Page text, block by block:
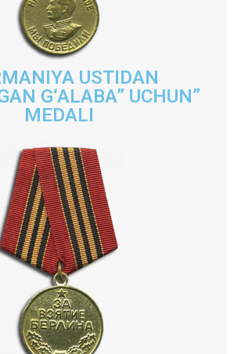
USTIDAN
G‘ALABA” UCHUN”
MEDALI